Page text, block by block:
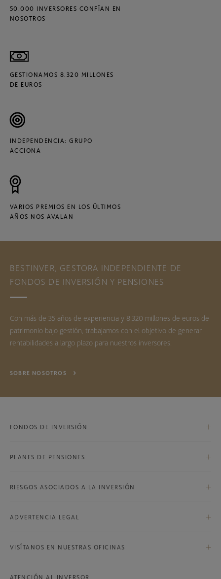
50.000 INVERSORES CONFÍAN EN
NOSOTROS
GESTIONAMOS 8.320 MILLONES
DE EUROS
INDEPENDENCIA: GRUPO
ACCIONA
VARIOS PREMIOS EN LOS ÚLTIMOS
AÑOS NOS AVALAN
BESTINVER, GESTORA INDEPENDIENTE DE
FONDOS DE INVERSIÓN Y PENSIONES
Con más de 35 años de experiencia y 8.320 millones de euros de
patrimonio bajo gestión, trabajamos con el objetivo de generar
rentabilidades a largo plazo para nuestros inversores.
SOBRE NOSOTROS
FONDOS DE INVERSIÓN
Bestinver Internacional, F.I.
Bestinver Grandes Compañías, F.I.
PLANES DE PENSIONES
Bestinver Plan Norteamérica, F.P.
RIESGOS ASOCIADOS A LA INVERSIÓN
ADVERTENCIA LEGAL
VISÍTANOS EN NUESTRAS OFICINAS
ATENCIÓN AL INVERSOR